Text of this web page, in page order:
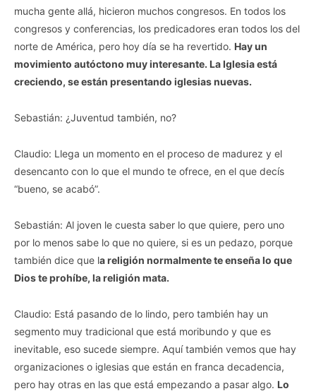
mucha gente allá, hicieron muchos congresos. En todos los
congresos y conferencias, los predicadores eran todos los del
norte de América, pero hoy día se ha revertido. Hay un
movimiento autóctono muy interesante. La Iglesia está
creciendo, se están presentando iglesias nuevas.
Sebastián: ¿Juventud también, no?
Claudio: Llega un momento en el proceso de madurez y el
desencanto con lo que el mundo te ofrece, en el que decís
“bueno, se acabó”.
Sebastián: Al joven le cuesta saber lo que quiere, pero uno
por lo menos sabe lo que no quiere, si es un pedazo, porque
también dice que la religión normalmente te enseña lo que
Dios te prohíbe, la religión mata.
Claudio: Está pasando de lo lindo, pero también hay un
segmento muy tradicional que está moribundo y que es
inevitable, eso sucede siempre. Aquí también vemos que hay
organizaciones o iglesias que están en franca decadencia,
pero hay otras en las que está empezando a pasar algo. Lo